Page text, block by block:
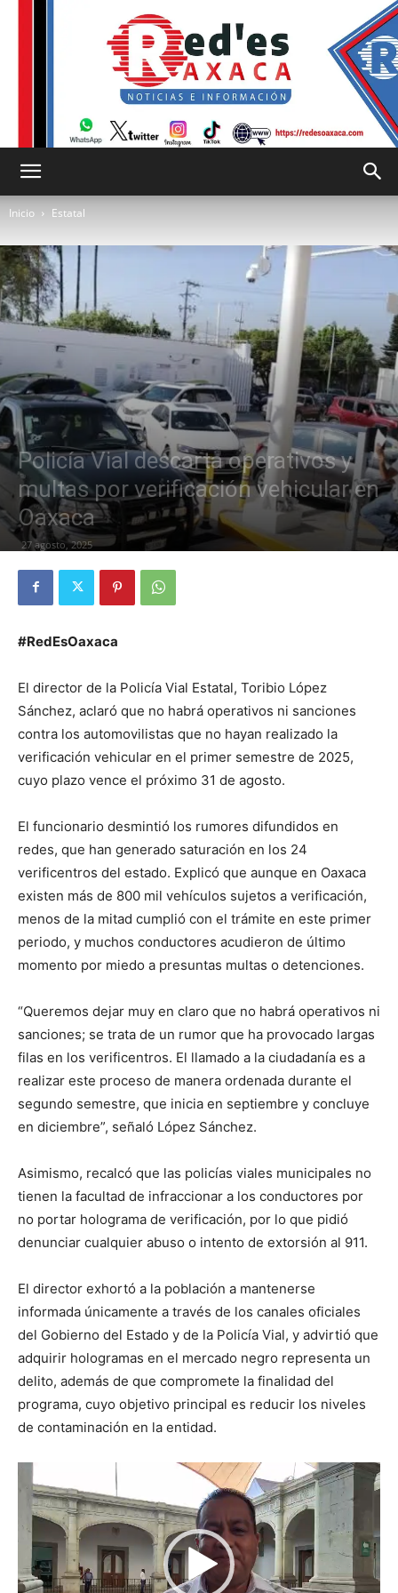
Oaxaca
Inicio Estatal
Policía Vial descarta operativos y
multas por verificación vehicular en
Oaxaca
27 agosto, 2025
#RedEsOaxaca
El director de la Policía Vial Estatal, Toribio López
Sánchez, aclaró que no habrá operativos ni sanciones
contra los automovilistas que no hayan realizado la
verificación vehicular en el primer semestre de 2025,
cuyo plazo vence el próximo 31 de agosto.
El funcionario desmintió los rumores difundidos en
redes, que han generado saturación en los 24
verificentros del estado. Explicó que aunque en Oaxaca
existen más de 800 mil vehículos sujetos a verificación,
menos de la mitad cumplió con el trámite en este primer
periodo, y muchos conductores acudieron de último
momento por miedo a presuntas multas o detenciones.
“Queremos dejar muy en claro que no habrá operativos ni
sanciones; se trata de un rumor que ha provocado largas
filas en los verificentros. El llamado a la ciudadanía es a
realizar este proceso de manera ordenada durante el
segundo semestre, que inicia en septiembre y concluye
en diciembre”, señaló López Sánchez.
Asimismo, recalcó que las policías viales municipales no
tienen la facultad de infraccionar a los conductores por
no portar holograma de verificación, por lo que pidió
denunciar cualquier abuso o intento de extorsión al 911.
El director exhortó a la población a mantenerse
informada únicamente a través de los canales oficiales
del Gobierno del Estado y de la Policía Vial, y advirtió que
adquirir hologramas en el mercado negro representa un
delito, además de que compromete la finalidad del
programa, cuyo objetivo principal es reducir los niveles
de contaminación en la entidad.
de
vídeo